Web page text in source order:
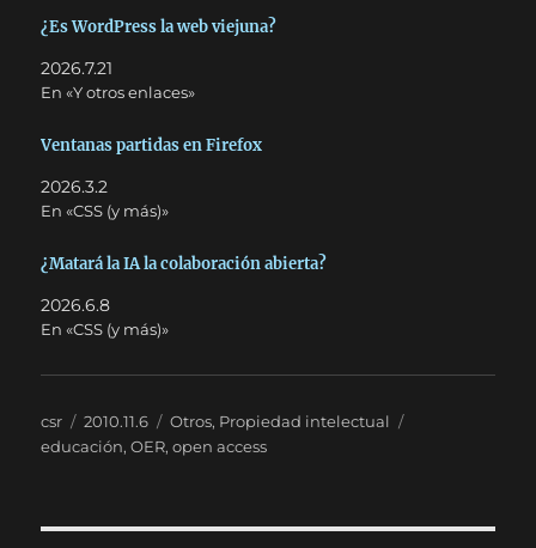
¿Es WordPress la web viejuna?
2026.7.21
En «Y otros enlaces»
Ventanas partidas en Firefox
2026.3.2
En «CSS (y más)»
¿Matará la IA la colaboración abierta?
2026.6.8
En «CSS (y más)»
Autor
csr
Publicado
el
2010.11.6 Categorías
Otros, Propiedad intelectual
educación,OER,open access